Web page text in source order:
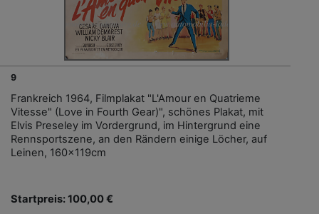
9
Frankreich 1964, Filmplakat "L'Amour en Quatrieme
Vitesse" (Love in Fourth Gear)", schönes Plakat, mit
Elvis Preseley im Vordergrund, im Hintergrund eine
Rennsportszene, an den Rändern einige Löcher, auf
Leinen, 160x119cm
Startpreis: 100,00 €